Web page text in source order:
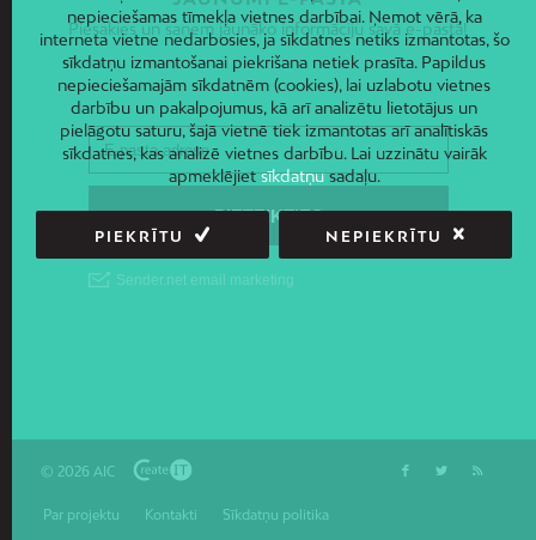
Piesakies un saņem jaunāko informāciju savā e-pastā!
© 2026 AIC
Par projektu Kontakti Sīkdatņu politika
nepieciešamas tīmekļa vietnes darbībai. Ņemot vērā, ka
interneta vietne nedarbosies, ja sīkdatnes netiks izmantotas, šo
sīkdatņu izmantošanai piekrišana netiek prasīta. Papildus
nepieciešamajām sīkdatnēm (cookies), lai uzlabotu vietnes
darbību un pakalpojumus, kā arī analizētu lietotājus un
pielāgotu saturu, šajā vietnē tiek izmantotas arī analītiskās
sīkdatnes, kas analizē vietnes darbību. Lai uzzinātu vairāk
apmeklējietsīkdatņusadaļu.
PIEKRĪTU NEPIEKRĪTU